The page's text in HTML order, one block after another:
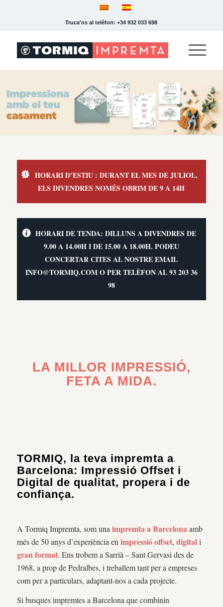
Truca'ns al telèfon: +34 932 033 698
HORARI D’ESTIU : DURANT EL MES DE JULIOL,
ELS DIVENDRES NOMÉS OBRIM DE 9 A 14H
HORARI DE TENDA: DILLUNS A DIVENDRES DE
9.00 A 14.00H I DE 15.00 A 18.00H. PODEU
CONCERTAR CITES AL NOSTRE EMAIL
INFO@TORMIQ.COM O PER TELÈFON AL 93 203 36
98
LA MILLOR IMPRESSIÓ,
FETA A MIDA.
TORMIQ, la teva impremta a
Barcelona: Impressió Offset i
Digital de qualitat, propera i de
confiança.
A Tormiq Impremta, som una impremta a Barcelona amb
més de 50 anys d’experiència en impressió offset, digitali
gran format. Ens trobem a Sarrià – Sant Gervasi des de
1968, a prop de Pedralbes, i treballem tant per a empreses
com per a particulars, adaptant-nos a cada projecte.
Si busques impremtes a Barcelona que combinin